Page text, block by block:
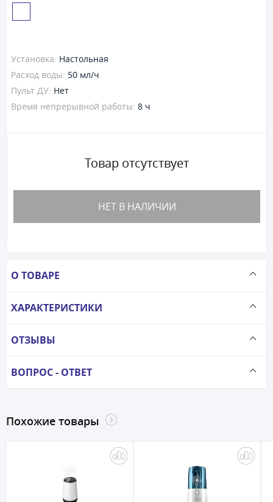
Установка: Настольная
Расход воды: 50 мл/ч
Пульт ДУ: Нет
Время непрерывной работы: 8 ч
Товар отсутствует
НЕТ В НАЛИЧИИ
О ТОВАРЕ
ХАРАКТЕРИСТИКИ
ОТЗЫВЫ
ВОПРОС - ОТВЕТ
Похожие товары